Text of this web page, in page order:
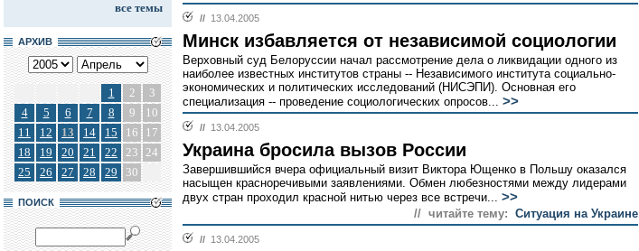
все темы
АРХИВ
1 2
3
4
5 6 7 8 9
10
11
12 13 14 15 16
17
18
19 20 21 22 23 24
25
26 27 28 29 30
ПОИСК
// 13.04.2005
Минск избавляется от независимой социологии
Верховный суд Белоруссии начал рассмотрение дела о ликвидации одного из
наиболее известных институтов страны -- Независимого института социально-
экономических и политических исследований (НИСЭПИ). Основная его
специализация -- проведение социологических опросов... >>
// 13.04.2005
Украина бросила вызов России
Завершившийся вчера официальный визит Виктора Ющенко в Польшу оказался
насыщен красноречивыми заявлениями. Обмен любезностями между лидерами
двух стран проходил красной нитью через все встречи... >>
// читайте тему: Ситуация на Украине
// 13.04.2005